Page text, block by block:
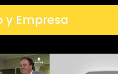
y Empresa